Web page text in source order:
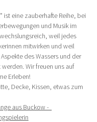
ist eine zauberhafte Reihe, bei
und Musik im
weil jedes
mitwirken und weil
des Wassers und der
werden. Wir freuen uns auf
Erleben!
Decke, Kissen, etwas zum
aus Buckow -